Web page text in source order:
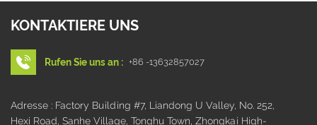
KONTAKTIERE UNS
Rufen Sie uns an : +86 -13632857027
Adresse : Factory Building #7, Liandong U Valley, No. 252,
Hexi Road, Sanhe Village, Tonghu Town, Zhongkai High-